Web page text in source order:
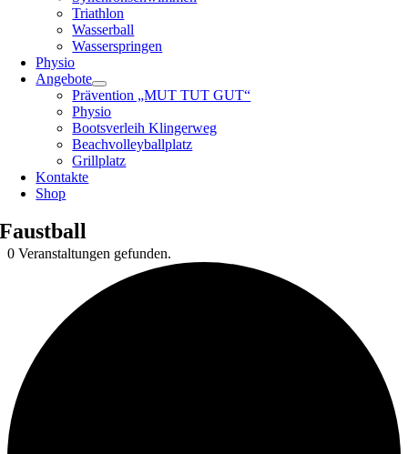
Triathlon
Wasserball
Wasserspringen
Physio
Angebote
Prävention „MUT TUT GUT“
Physio
Bootsverleih Klingerweg
Beachvolleyballplatz
Grillplatz
Kontakte
Shop
Faustball
0 Veranstaltungen gefunden.